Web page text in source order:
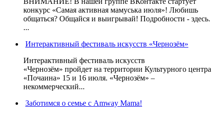
конкурс «Самая активная мамуська июля»! Любишь
общаться? Общайся и выигрывай! Подробности - здесь.
...
Интерактивный фестиваль искусств «Чернозём»
Интерактивный фестиваль искусств
«Чернозём» пройдет на территории Культурного центра
«Почаина» 15 и 16 июля. «Чернозём» –
некоммерческий...
Заботимся о семье с Amway Mama!